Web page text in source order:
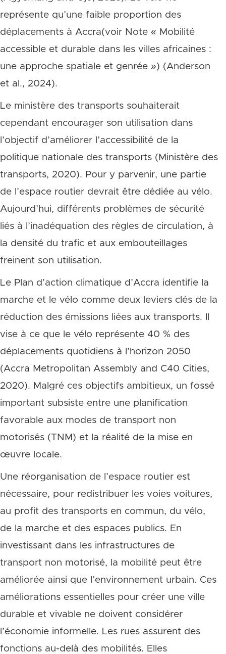
représente qu’une faible proportion des
déplacements à Accra(voir Note « Mobilité
accessible et durable dans les villes africaines :
une approche spatiale et genrée ») (Anderson
et al., 2024).
Le ministère des transports souhaiterait
cependant encourager son utilisation dans
l’objectif d’améliorer l’accessibilité de la
politique nationale des transports (Ministère des
transports, 2020). Pour y parvenir, une partie
de l’espace routier devrait être dédiée au vélo.
Aujourd’hui, différents problèmes de sécurité
liés à l’inadéquation des règles de circulation, à
la densité du trafic et aux embouteillages
freinent son utilisation.
Le Plan d’action climatique d’Accra identifie la
marche et le vélo comme deux leviers clés de la
réduction des émissions liées aux transports. Il
vise à ce que le vélo représente 40 % des
déplacements quotidiens à l’horizon 2050
(Accra Metropolitan Assembly and C40 Cities,
2020). Malgré ces objectifs ambitieux, un fossé
important subsiste entre une planification
favorable aux modes de transport non
motorisés (TNM) et la réalité de la mise en
œuvre locale.
Une réorganisation de l’espace routier est
nécessaire, pour redistribuer les voies voitures,
au profit des transports en commun, du vélo,
de la marche et des espaces publics. En
investissant dans les infrastructures de
transport non motorisé, la mobilité peut être
améliorée ainsi que l’environnement urbain. Ces
améliorations essentielles pour créer une ville
durable et vivable ne doivent considérer
l’économie informelle. Les rues assurent des
fonctions au-delà des mobilités. Elles